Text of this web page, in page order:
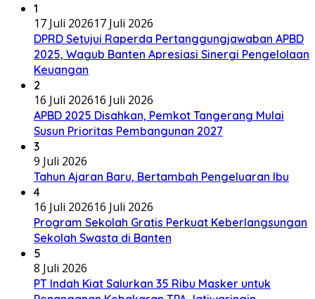
1
17 Juli 202617 Juli 2026
DPRD Setujui Raperda Pertanggungjawaban APBD
2025, Wagub Banten Apresiasi Sinergi Pengelolaan
Keuangan
2
16 Juli 202616 Juli 2026
APBD 2025 Disahkan, Pemkot Tangerang Mulai
Susun Prioritas Pembangunan 2027
3
9 Juli 2026
Tahun Ajaran Baru, Bertambah Pengeluaran Ibu
4
16 Juli 202616 Juli 2026
Program Sekolah Gratis Perkuat Keberlangsungan
Sekolah Swasta di Banten
5
8 Juli 2026
PT Indah Kiat Salurkan 35 Ribu Masker untuk